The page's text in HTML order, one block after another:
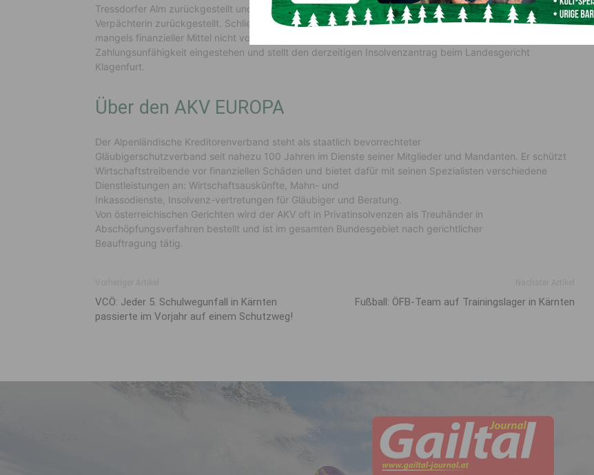
Tressdorfer Alm zurückgestellt und die Betriebs- und Geschäftsausstattung der
Verpächterin zurückgestellt. Schließlich musste die Schuldnerin feststellen, dass die restlichen Gläubiger
mangels finanzieller Mittel nicht vollständig befriedigt werden konnten. Die Schuldnerin muss nun die
Zahlungsunfähigkeit eingestehen und stellt den derzeitigen Insolvenzantrag beim Landesgericht
Klagenfurt.
Über den AKV EUROPA
Der Alpenländische Kreditorenverband steht als staatlich bevorrechteter
Gläubigerschutzverband seit nahezu 100 Jahren im Dienste seiner Mitglieder und Mandanten. Er schützt
Wirtschaftstreibende vor finanziellen Schäden und bietet dafür mit seinen Spezialisten verschiedene
Dienstleistungen an: Wirtschaftsauskünfte, Mahn- und
Inkassodienste, Insolvenz-vertretungen für Gläubiger und Beratung.
Von österreichischen Gerichten wird der AKV oft in Privatinsolvenzen als Treuhänder in
Abschöpfungsverfahren bestellt und ist im gesamten Bundesgebiet nach gerichtlicher
Beauftragung tätig.
VCÖ: Jeder 5. Schulwegunfall in Kärnten
passierte im Vorjahr auf einem Schutzweg!
Fußball: ÖFB-Team auf Trainingslager in Kärnten